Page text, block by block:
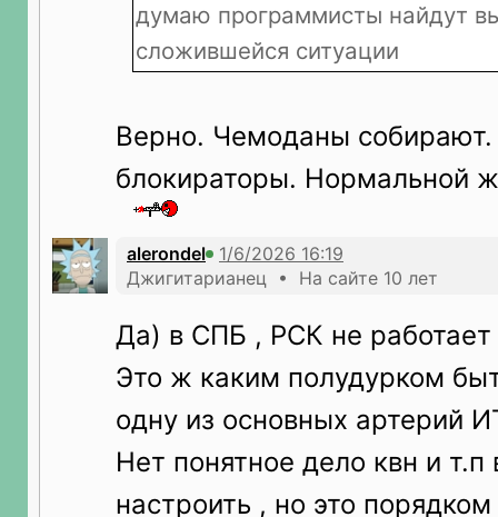
думаю программисты найдут
сложившейся ситуации
Верно. Чемоданы собирают.
блокираторы. Нормальной
alerondel
Джигитарианец • На сайте 10 лет
Да) в СПБ , РСК не работает
Это ж каким полудурком
одну из основных артерий
Нет понятное дело квн и
настроить , но это